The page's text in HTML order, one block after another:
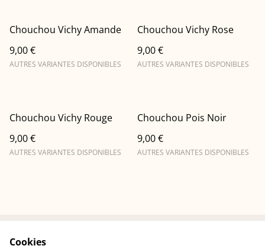
Chouchou Vichy Amande
9,00 €
AUTRES VARIANTES DISPONIBLES
Chouchou Vichy Rose
9,00 €
AUTRES VARIANTES DISPONIBLES
Chouchou Vichy Rouge
9,00 €
AUTRES VARIANTES DISPONIBLES
Chouchou Pois Noir
9,00 €
AUTRES VARIANTES DISPONIBLES
Cookies